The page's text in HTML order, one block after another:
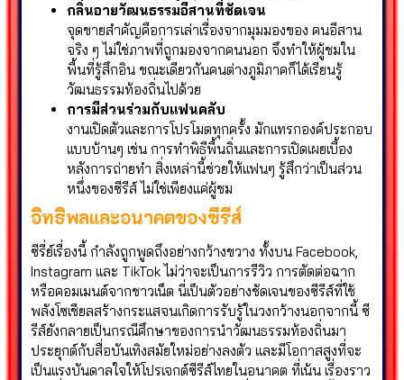
กลิ่นอายวัฒนธรรมอีสานที่ชัดเจน
จุดขายสำคัญคือการเล่าเรื่องจากมุมมองของ คนอีสาน
จริง ๆ ไม่ใช่ภาพที่ถูกมองจากคนนอก จึงทำให้ผู้ชมใน
พื้นที่รู้สึกอิน ขณะเดียวกันคนต่างภูมิภาคก็ได้เรียนรู้
วัฒนธรรมท้องถิ่นไปด้วย
การมีส่วนร่วมกับแฟนคลับ
งานเปิดตัวและการโปรโมตทุกครั้ง มักแทรกองค์ประกอบ
แบบบ้านๆ เช่น การทำพิธีพื้นถิ่นและการเปิดเผยเบื้อง
หลังการถ่ายทำ สิ่งเหล่านี้ช่วยให้แฟนๆ รู้สึกว่าเป็นส่วน
หนึ่งของซีรีส์ ไม่ใช่เพียงแค่ผู้ชม
อิทธิพลและอนาคตของซีรีส์
ซีรี่ย์เรื่องนี้ กำลังถูกพูดถึงอย่างกว้างขวาง ทั้งบน Facebook,
Instagram และ TikTok ไม่ว่าจะเป็นการรีวิว การตัดต่อฉาก
หรือคอมเมนต์จากชาวเน็ต นี่เป็นตัวอย่างชัดเจนของซีรีส์ที่ใช้
พลังโซเชียลสร้างกระแสจนเกิดการรับรู้ในวงกว้างนอกจากนี้ ซี
รีส์ยังกลายเป็นกรณีศึกษาของการนำวัฒนธรรมท้องถิ่นมา
ประยุกต์กับสื่อบันเทิงสมัยใหม่อย่างลงตัว และมีโอกาสสูงที่จะ
เป็นแรงบันดาลใจให้โปรเจกต์ซีรีส์ไทยในอนาคต ที่เน้น เรื่องราว